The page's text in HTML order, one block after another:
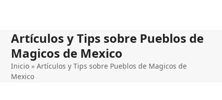
Artículos y Tips sobre Pueblos de
Magicos de Mexico
Inicio »Artículos y Tips sobre Pueblos de Magicos de
Mexico